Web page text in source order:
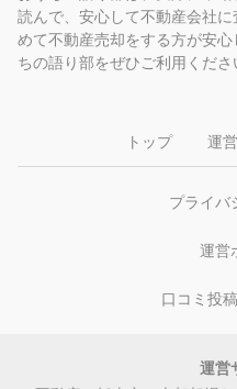
読んで、安心して不動産会社
めて不動産売却をする方が安
ちの語り部をぜひご利用くださ
トップ 運
プライバ
運営
口コミ投
運営